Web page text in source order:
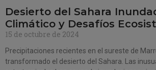
Desierto del Sahara
Climático y Desafíos
15 de octubre de 2024
Precipitaciones recientes en el sureste de
transformado el desierto del Sahara. Las